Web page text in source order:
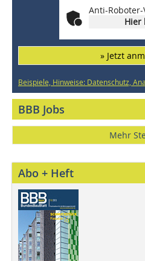
Anti-
Hier
» Jetzt
Beispiele, Hinweise: Datenschutz,
BBB Jobs
Mehr
Abo + Heft